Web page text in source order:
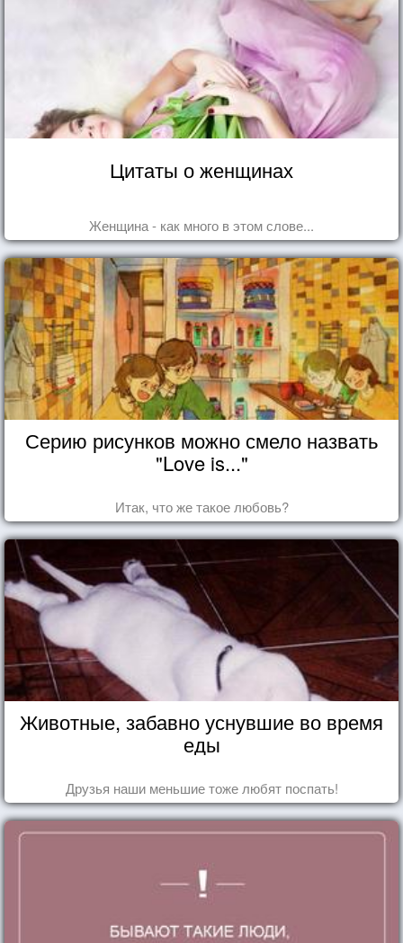
Цитаты о женщинах
Женщина - как много в этом слове...
Серию рисунков можно смело назвать
"Love is..."
Итак, что же такое любовь?
Животные, забавно уснувшие во время
еды
Друзья наши меньшие тоже любят поспать!